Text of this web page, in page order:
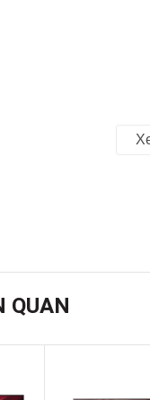
QUAN